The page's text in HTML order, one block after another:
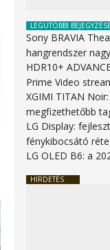
LEGUTÓBBI
Sony BRAVIA
hangrendszer
HDR10+
Prime Video
XGIMI TITAN
megfizethetőbb
LG Display:
fénykibocsátó
LG OLED B6: a
HIRDETÉS